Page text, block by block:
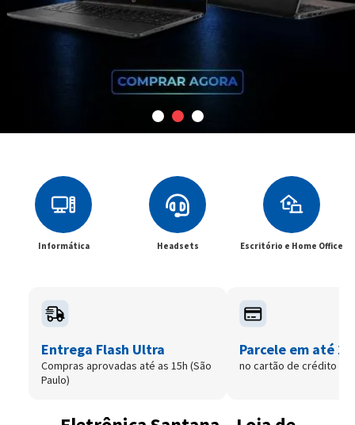
Informática Headsets Escritório e Home Office
Entrega Flash Ultra
Compras aprovadas até as 15h (São
Paulo)
Parcele em até
no cartão de crédito